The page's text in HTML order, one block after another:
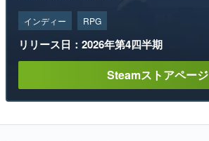
インディー RPG
リリース日：2026年第4四半期
Steamストアページ